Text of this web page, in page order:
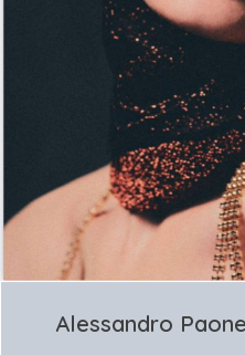
Alessandro